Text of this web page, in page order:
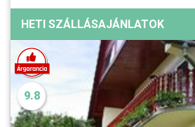
HETI SZÁLLÁSAJÁNLATOK
9.8